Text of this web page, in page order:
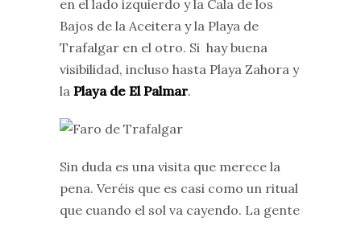
en el lado izquierdo y la Cala de los
Bajos de la Aceitera y la Playa de
Trafalgar en el otro. Si hay buena
visibilidad, incluso hasta Playa Zahora y
la Playa de El Palmar.
Sin duda es una visita que merece la
pena. Veréis que es casi como un ritual
que cuando el sol va cayendo. La gente